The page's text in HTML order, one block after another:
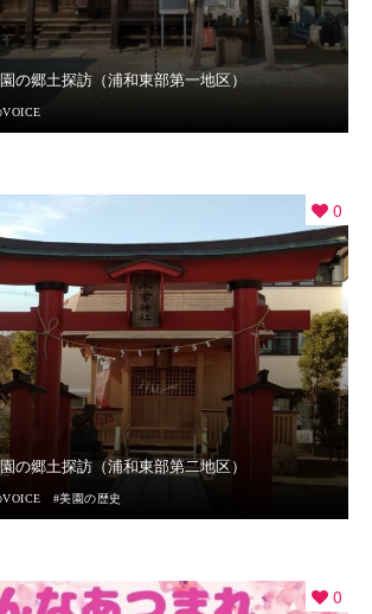
の郷土探訪（浦和東部第一地区）
0
の郷土探訪（浦和東部第二地区）
美園の歴史
0